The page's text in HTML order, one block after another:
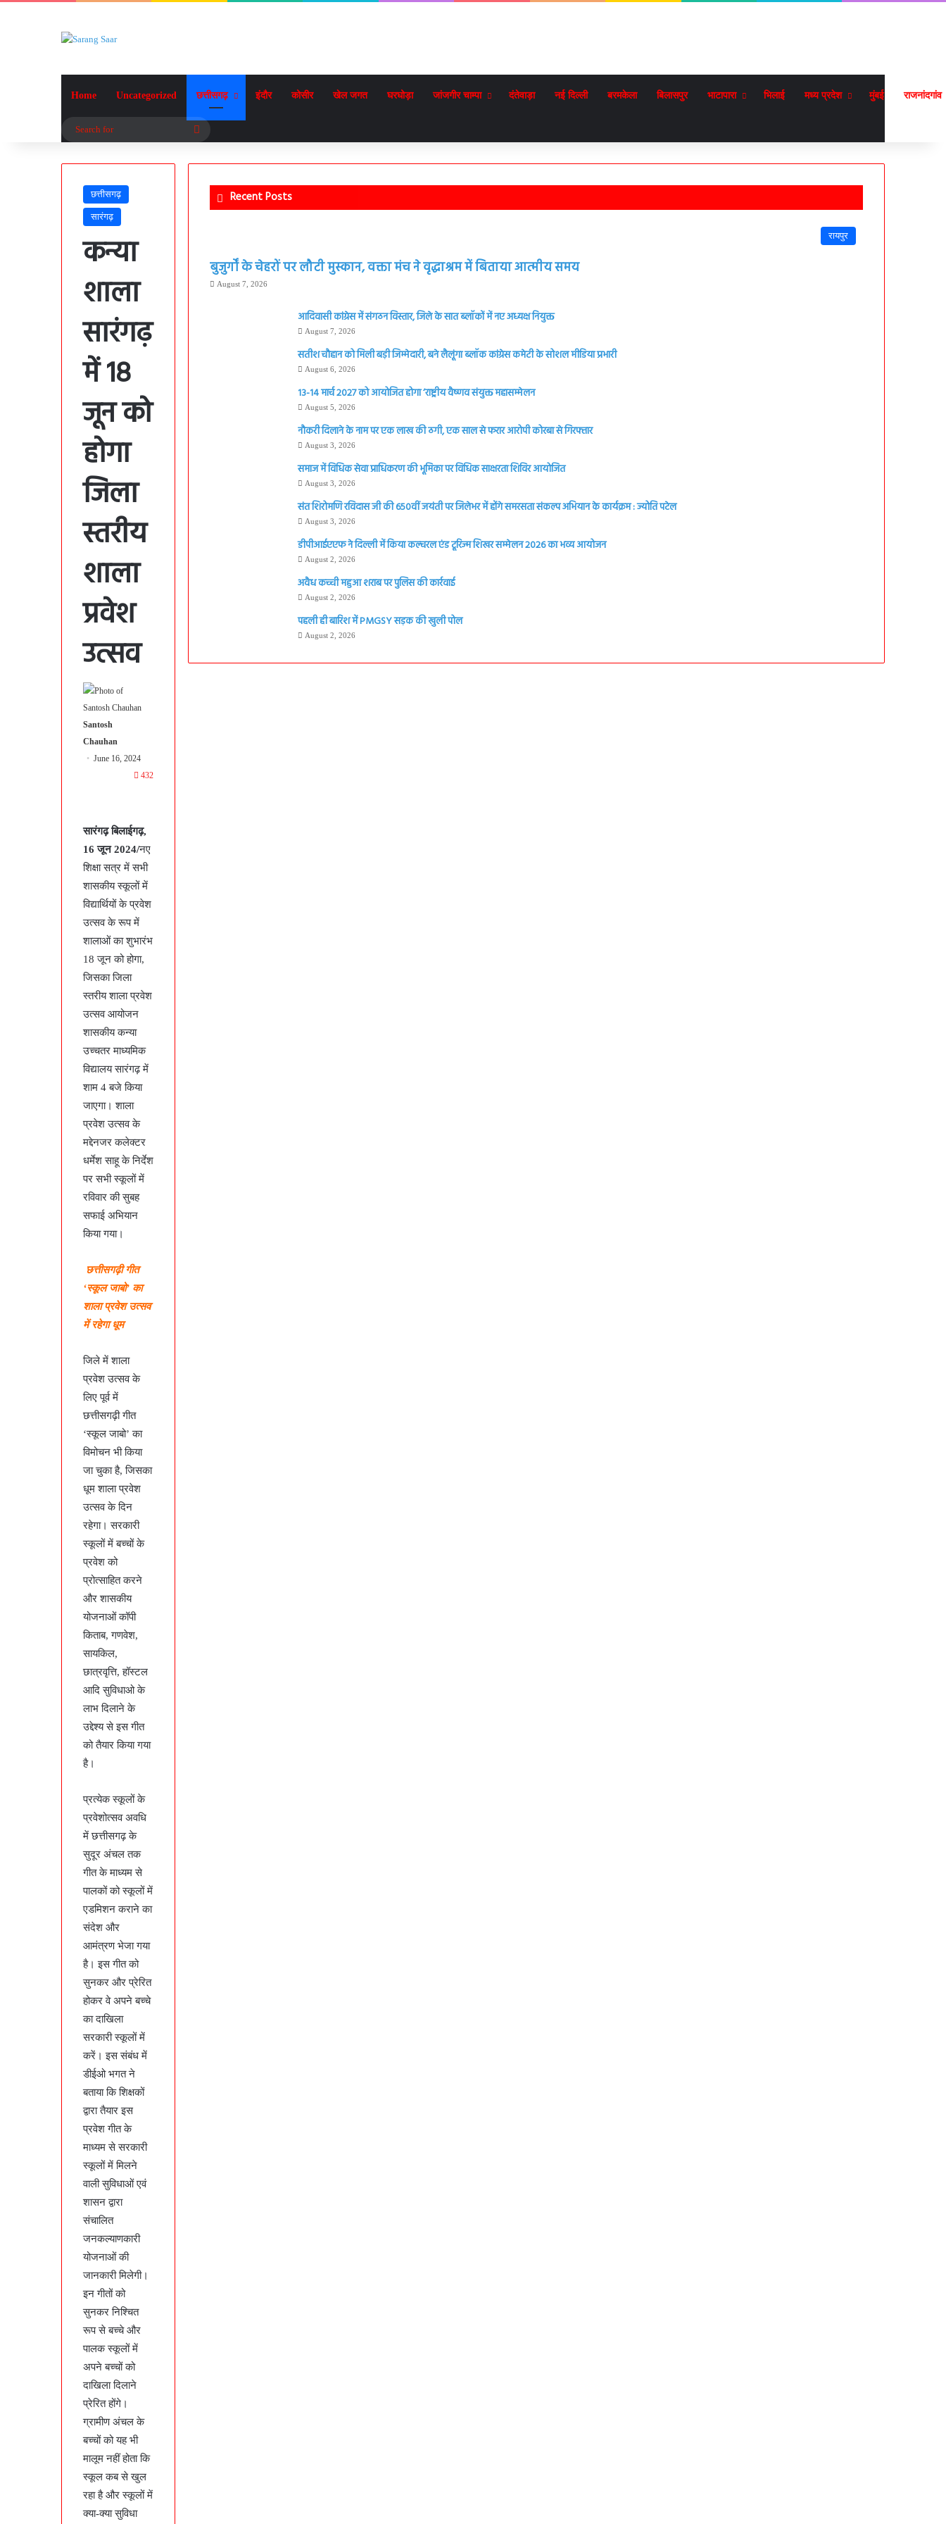
Home Uncategorized छत्तीसगढ़ इंदौर कोसीर खेल जगत घरघोड़ा जांजगीर चाम्पा दंतेवाड़ा नई दिल्ली बरमकेला बिलासपुर भाटापारा भिलाई मध्य प्रदेश मुंबई राजनांदगांव
Search
छत्तीसगढ़
सारंगढ़
कन्या
शाला
सारंगढ़
में 18
जून को
होगा
जिला
स्तरीय
शाला
प्रवेश
उत्सव
Santosh
Chauhan
June 16, 2024
432
सारंगढ़ बिलाईगढ़,
16 जून 2024/नए
शिक्षा सत्र में सभी
शासकीय स्कूलों में
विद्यार्थियों के प्रवेश
उत्सव के रूप में
शालाओं का शुभारंभ
18 जून को होगा,
जिसका जिला
स्तरीय शाला प्रवेश
उत्सव आयोजन
शासकीय कन्या
उच्चतर माध्यमिक
विद्यालय सारंगढ़ में
शाम 4 बजे किया
जाएगा। शाला
प्रवेश उत्सव के
मद्देनजर कलेक्टर
धर्मेश साहू के निर्देश
पर सभी स्कूलों में
रविवार की सुबह
सफाई अभियान
किया गया।
छत्तीसगढ़ी गीत
‘स्कूल जाबो’ का
शाला प्रवेश उत्सव
में रहेगा धूम
जिले में शाला
प्रवेश उत्सव के
लिए पूर्व में
छत्तीसगढ़ी गीत
‘स्कूल जाबो’ का
विमोचन भी किया
जा चुका है, जिसका
धूम शाला प्रवेश
उत्सव के दिन
रहेगा। सरकारी
स्कूलों में बच्चों के
प्रवेश को
प्रोत्साहित करने
और शासकीय
योजनाओं कॉपी
किताब, गणवेश,
सायकिल,
छात्रवृत्ति, हॉस्टल
आदि सुविधाओ के
लाभ दिलाने के
उद्देश्य से इस गीत
को तैयार किया गया
है।
प्रत्येक स्कूलों के
प्रवेशोत्सव अवधि
में छत्तीसगढ़ के
सुदूर अंचल तक
गीत के माध्यम से
पालकों को स्कूलों में
एडमिशन कराने का
संदेश और
आमंत्रण भेजा गया
है। इस गीत को
सुनकर और प्रेरित
होकर वे अपने बच्चे
का दाखिला
सरकारी स्कूलों में
करें। इस संबंध में
डीईओ भगत ने
बताया कि शिक्षकों
द्वारा तैयार इस
प्रवेश गीत के
माध्यम से सरकारी
स्कूलों में मिलने
वाली सुविधाओं एवं
शासन द्वारा
संचालित
जनकल्याणकारी
योजनाओं की
जानकारी मिलेगी।
इन गीतों को
सुनकर निश्चित
रूप से बच्चे और
पालक स्कूलों में
अपने बच्चों को
दाखिला दिलाने
प्रेरित होंगे।
ग्रामीण अंचल के
बच्चों को यह भी
मालूम नहीं होता कि
स्कूल कब से खुल
रहा है और स्कूलों में
क्या-क्या सुविधा
Recent Posts
रायपुर
बुजुर्गों के चेहरों पर लौटी मुस्कान, वक्ता मंच ने वृद्धाश्रम में बिताया आत्मीय समय
August 7, 2026
आदिवासी कांग्रेस में संगठन विस्तार, जिले के सात ब्लॉकों में नए अध्यक्ष नियुक्त
August 7, 2026
सतीश चौहान को मिली बड़ी जिम्मेदारी, बने लैलूंगा ब्लॉक कांग्रेस कमेटी के सोशल मीडिया प्रभारी
August 6, 2026
13-14 मार्च 2027 को आयोजित होगा ‘राष्ट्रीय वैष्णव संयुक्त महासम्मेलन
August 5, 2026
नौकरी दिलाने के नाम पर एक लाख की ठगी, एक साल से फरार आरोपी कोरबा से गिरफ्तार
August 3, 2026
समाज में विधिक सेवा प्राधिकरण की भूमिका पर विधिक साक्षरता शिविर आयोजित
August 3, 2026
संत शिरोमणि रविदास जी की 650वीं जयंती पर जिलेभर में होंगे समरसता संकल्प अभियान के कार्यक्रम : ज्योति पटेल
August 3, 2026
डीपीआईएएफ ने दिल्ली में किया कल्चरल एंड टूरिज्म शिखर सम्मेलन 2026 का भव्य आयोजन
August 2, 2026
अवैध कच्ची महुआ शराब पर पुलिस की कार्रवाई
August 2, 2026
पहली ही बारिश में PMGSY सड़क की खुली पोल
August 2, 2026